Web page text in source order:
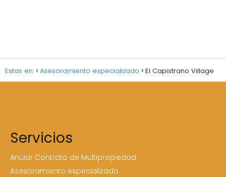
Estas en: Asesoramiento especializado El Capistrano Village
Servicios
Anular Contrato de Multipropiedad
Asesoramiento especializado